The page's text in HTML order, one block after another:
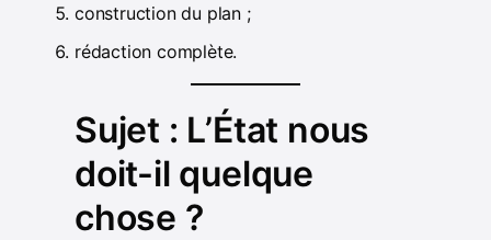
construction du plan ;
rédaction complète.
Sujet : L’État nous
doit-il quelque
chose ?